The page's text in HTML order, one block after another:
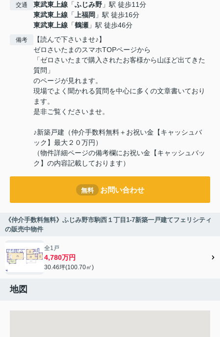
交通 東武東上線 「ふじみ野 」駅 徒歩11分
東武東上線 「上福岡 」駅 徒歩16分
東武東上線 「鶴瀬 」駅 徒歩46分
備考
【読んで下さいませ♪】
ゼロさいたまのスマホTOPページから
「ゼロさいたまで購入されたお客様から山ほど出てきた
質問」
のページが見れます。
現場でよく聞かれる質問を中心に多くの文章書いており
ます。
是非ご覧くださいませ。
♪新築戸建（仲介手数料無料＋お祝い金【キャッシュバ
ック】最大２０万円）
（物件詳細ページの備考欄にお祝い金【キャッシュバッ
ク】の内容記載しております）
無料 お問い合わせ
《仲介手数料無料》ふじみ野市駒西１丁目1-7新築一戸建てフェリシティ
の販売中物件
全1戸
4,780万円
30.46坪(100.70㎡)
地図